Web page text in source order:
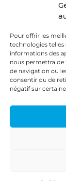
Pour offrir les
technologies telles
informations des
nous permettra
de navigation ou
consentir ou de
négatif sur
Trémie
87, rue du
38070 St